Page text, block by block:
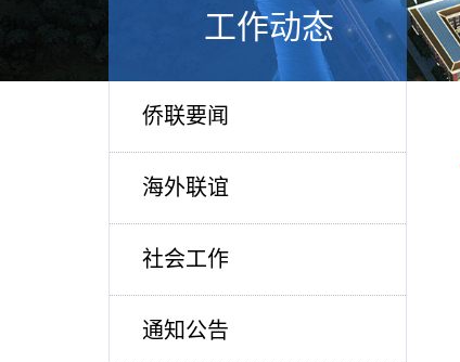
工作动态
侨联要闻
海外联谊
社会工作
通知公告